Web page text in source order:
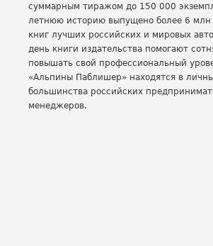
суммарным тиражом до 150 000
летнюю историю выпущено более 6 млн
книг лучших российских и мировых
день книги издательства помогают
повышать свой профессиональный
«Альпины Паблишер» находятся в
большинства российских
менеджеров.